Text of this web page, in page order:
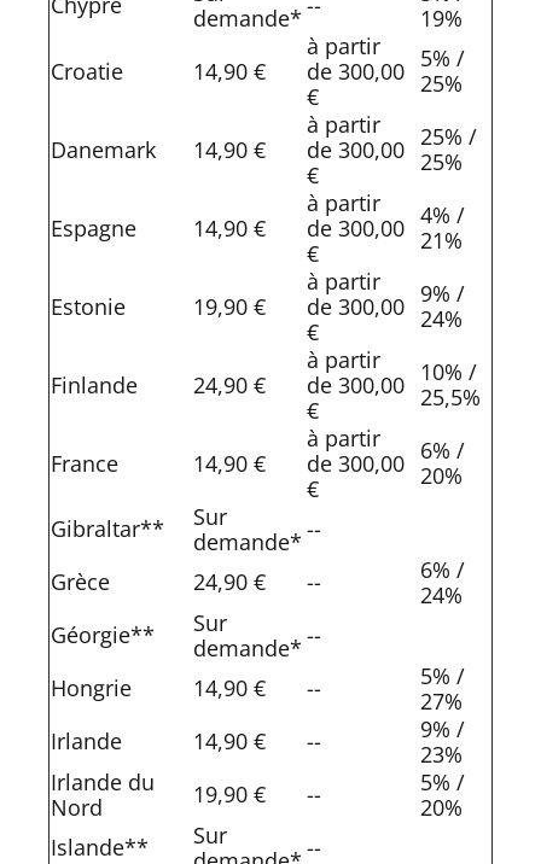
demande*
19%
Croatie
14,90 €
à partir
de 300,00
€
5% /
25%
Danemark 14,90 €
à partir
de 300,00
€
25% /
25%
Espagne 14,90 €
à partir
de 300,00
€
4% /
21%
Estonie 19,90 €
à partir
de 300,00
€
9% /
24%
Finlande 24,90 €
à partir
de 300,00
€
10% /
25,5%
France 14,90 €
à partir
de 300,00
€
6% /
20%
Gibraltar**
Sur
demande* --
Grèce
24,90 € --
6% /
24%
Géorgie**
Sur
demande* --
Hongrie
14,90 € --
5% /
27%
Irlande
14,90 € --
9% /
23%
Irlande du
Nord
19,90 € --
5% /
20%
Islande**
Sur
--